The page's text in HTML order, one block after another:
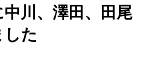
川、澤田、田尾
た